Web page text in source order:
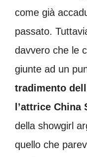
come già
passato.
davvero che le
giunte ad un
tradimento
l’attrice China
della showgirl
quello che